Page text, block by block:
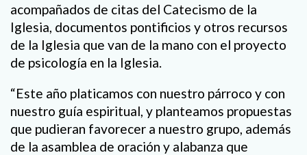
acompañados de citas del Catecismo de la
Iglesia, documentos pontificios y otros recursos
de la Iglesia que van de la mano con el proyecto
de psicología en la Iglesia.
“Este año platicamos con nuestro párroco y con
nuestro guía espiritual, y planteamos propuestas
que pudieran favorecer a nuestro grupo, además
de la asamblea de oración y alabanza que